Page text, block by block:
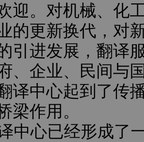
迎。对机械、化
的更新换代，对
引进发展，翻译
、企业、民间与
译中心起到了传
梁作用。
中心已经形成了